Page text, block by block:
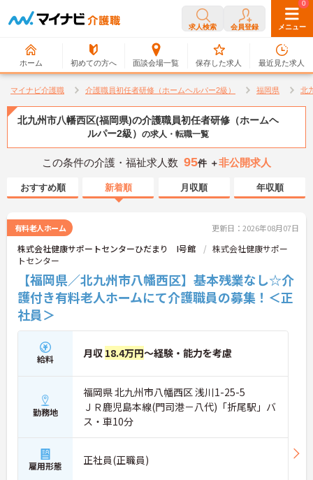
求人検索 会員登録 メニュー
ホーム 初めての方へ 面談会場一覧
0
保存した求人
0
最近見た求人
マイナビ介護職 介護職員初任者研修（ホームヘルパー2級） 福岡県 北
北九州市八幡西区(福岡県)の介護職員初任者研修（ホームヘ
ルパー2級） の求人・転職一覧
この条件の介護・福祉求人数 95件 ＋非公開求人
おすすめ順 新着順 月収順 年収順
有料老人ホーム 更新日：2026年08月07日
株式会社健康サポートセンターひだまり I号館
株式会社健康サポー
トセンター
【福岡県／北九州市八幡西区】基本残業なし☆介
護付き有料老人ホームにて介護職員の募集！＜正
社員＞
給料 月収 18.4万円～経験・能力を考慮
勤務地
福岡県 北九州市八幡西区 浅川1-25-5
ＪＲ鹿児島本線(門司港－八代)「折尾駅」バ
ス・車10分
雇用形態 正社員(正職員)